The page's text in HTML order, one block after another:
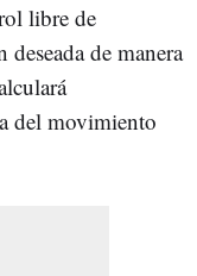
libre de
de manera
del movimiento